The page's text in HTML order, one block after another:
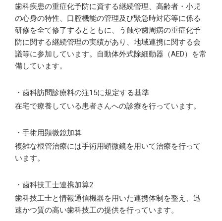
歯科疾患の重症化予防に資する継続管理、高齢者・小児
の心身の特性、口腔機能の管理及び緊急時対応等に係る
研修を全て修了するとともに、う蝕や歯周病の重症化予
防に関する継続管理の実績があり、地域連携に関する会
議等に参加しています。自動体外式除細動器（AED）を常
備しています。
・歯科訪問診療料の注15に規定する基準
在宅で療養している患者さんへの診療を行っています。
・手術用顕微鏡加算
複雑な根管治療には手術用顕微鏡を用いて治療を行って
います。
・歯科技工士連携加算2
歯科技工士と情報通信機器を用いた連携体制を整え、迅
速かつ質の高い歯科技工の提供を行っています。